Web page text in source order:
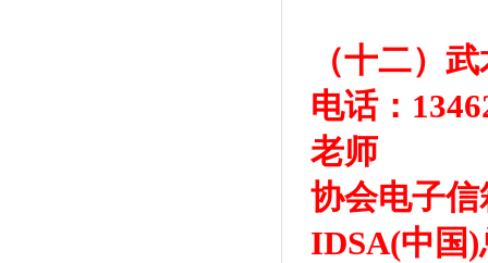
（十二）
电话：
老师
协会电子
IDSA(中